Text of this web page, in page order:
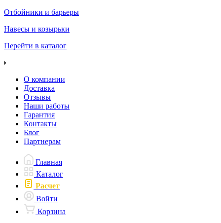
Отбойники и барьеры
Навесы и козырьки
Перейти в каталог
О компании
Доставка
Отзывы
Наши работы
Гарантия
Контакты
Блог
Партнерам
Главная
Каталог
Расчет
Войти
Корзина